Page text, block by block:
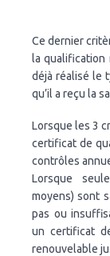
Ce dernier
la qualification
déjà réalisé le
qu’il a reçu la
Lorsque les 3
certificat de
contrôles
Lorsque
moyens) sont
pas ou
un certificat
renouvelable